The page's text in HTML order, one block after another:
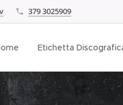
379 3025909
Etichetta